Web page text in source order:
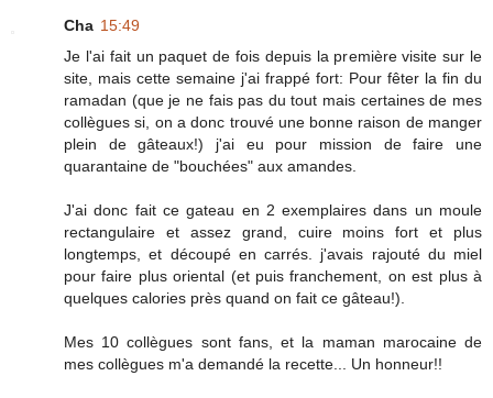
Cha 15:49
Je l'ai fait un paquet de fois depuis la première visite sur le
site, mais cette semaine j'ai frappé fort: Pour fêter la fin du
ramadan (que je ne fais pas du tout mais certaines de mes
collègues si, on a donc trouvé une bonne raison de manger
plein de gâteaux!) j'ai eu pour mission de faire une
quarantaine de "bouchées" aux amandes.
J'ai donc fait ce gateau en 2 exemplaires dans un moule
rectangulaire et assez grand, cuire moins fort et plus
longtemps, et découpé en carrés. j'avais rajouté du miel
pour faire plus oriental (et puis franchement, on est plus à
quelques calories près quand on fait ce gâteau!).
Mes 10 collègues sont fans, et la maman marocaine de
mes collègues m'a demandé la recette... Un honneur!!